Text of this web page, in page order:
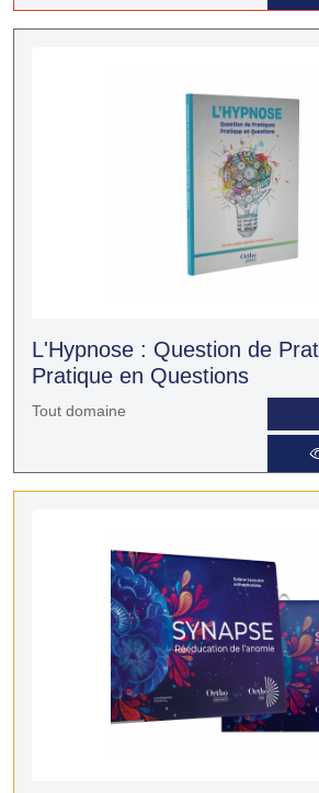
L'Hypnose : Question de
Pratique en Questions
Tout domaine